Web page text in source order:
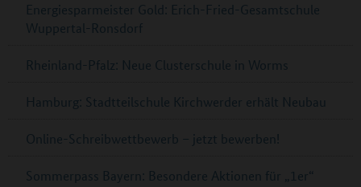
Energiesparmeister Gold: Erich-Fried-Gesamtschule
Wuppertal-Ronsdorf
Rheinland-Pfalz: Neue Clusterschule in Worms
Hamburg: Stadtteilschule Kirchwerder erhält Neubau
Online-Schreibwettbewerb – jetzt bewerben!
Sommerpass Bayern: Besondere Aktionen für „1er“